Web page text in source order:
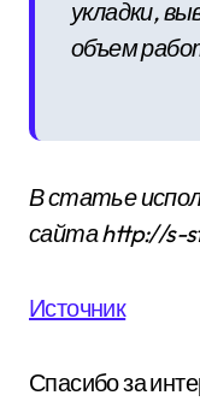
укладки,
объем
В статье
сайтаhttp://s-
Источник
Спасибо за